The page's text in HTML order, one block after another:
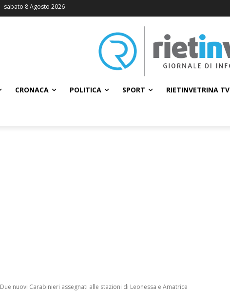
sabato 8 Agosto 2026
CRONACA POLITICA SPORT RIETINVETRINA TV
Due nuovi Carabinieri assegnati alle stazioni di Leonessa e Amatrice